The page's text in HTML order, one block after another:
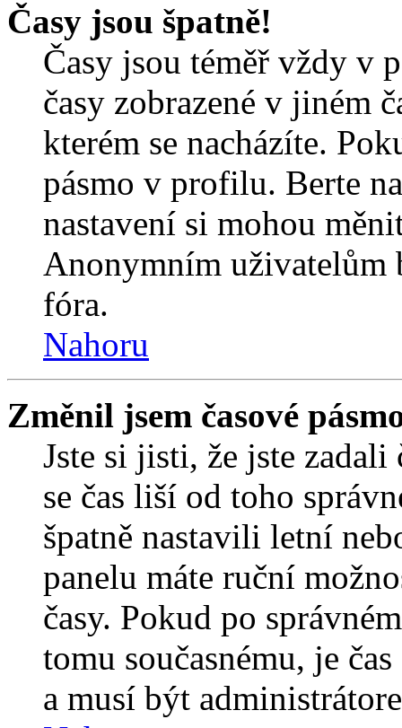
Časy jsou špatně!
Časy jsou téměř vždy v
časy zobrazené v jiném
kterém se nacházíte.
pásmo v profilu. Berte
nastavení si mohou
Anonymním uživatelům
fóra.
Nahoru
Změnil jsem časové
Jste si jisti, že jste zadali
se čas liší od toho
špatně nastavili letní
panelu máte ruční
časy. Pokud po
tomu současnému, je
a musí být